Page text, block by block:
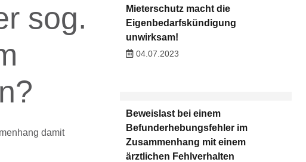
sog.
damit
Mieterschutz macht die
Eigenbedarfskündigung
unwirksam!
04.07.2023
Beweislast bei einem
Befunderhebungsfehler im
Zusammenhang mit einem
ärztlichen Fehlverhalten